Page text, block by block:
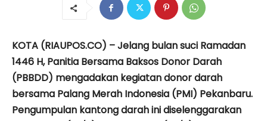
KOTA (RIAUPOS.CO) – Jelang bulan suci Ramadan
1446 H, Pa­nitia Bersama Baksos Donor Darah
(PBBDD) mengadakan kegiatan donor darah
bersama Palang Merah Indonesia (PMI) Pekanbaru.
Pengumpulan kantong darah ini diselenggarakan